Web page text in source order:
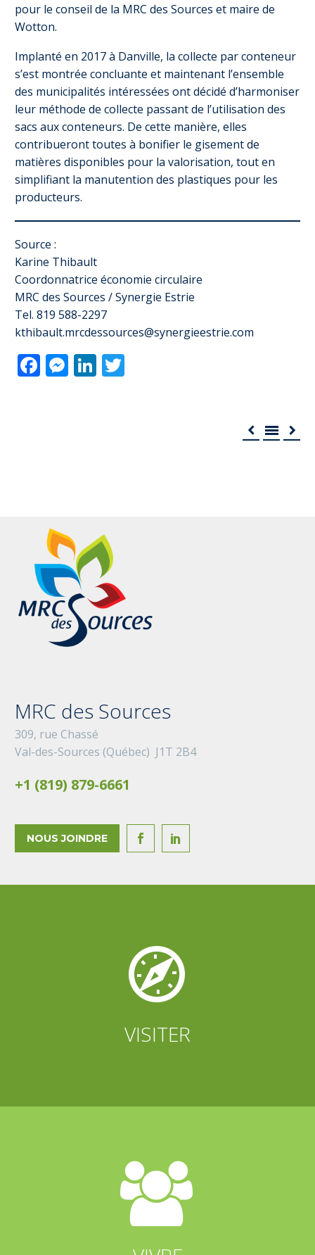
pour le conseil de la MRC des Sources et maire de
Wotton.
Implanté en 2017 à Danville, la collecte par conteneur
s’est montrée concluante et maintenant l’ensemble
des municipalités intéressées ont décidé d’harmoniser
leur méthode de collecte passant de l’utilisation des
sacs aux conteneurs. De cette manière, elles
contribueront toutes à bonifier le gisement de
matières disponibles pour la valorisation, tout en
simplifiant la manutention des plastiques pour les
producteurs.
Source :
Karine Thibault
Coordonnatrice économie circulaire
MRC des Sources / Synergie Estrie
Tel. 819 588-2297
kthibault.mrcdessources@synergieestrie.com
Facebook
Messenger
LinkedIn
  
MRC des Sources
309, rue Chassé
Val-des-Sources (Québec) J1T 2B4
+1 (819) 879-6661
NOUS JOINDRE  


VISITER

